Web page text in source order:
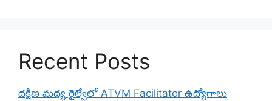
Recent Posts
దక్షిణ మధ్య రైల్వేలో ATVM Facilitator ఉద్యోగాలు